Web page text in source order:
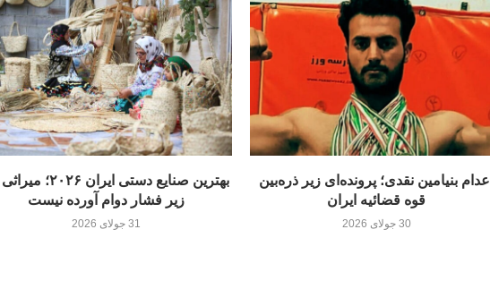
بهترین صنایع دستی ایران
زیر فشار دوام آورده نيست
31 جولای 2026
اعدام بنیامین نقدی؛ پرونده‌ای زیر ذره‌بین
قوه قضائیه ایران
30 جولای 2026